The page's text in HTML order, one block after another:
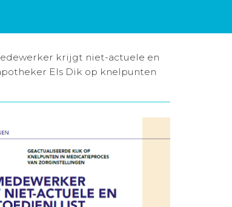
krijgt niet-actuele en
Els Dik op knelpunten